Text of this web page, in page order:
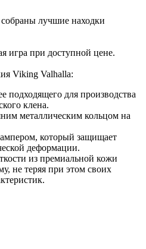
лучшие находки
игра при доступной цене.
Viking Valhalla:
подходящего для производства
клена.
металлическим кольцом на
который защищает
деформации.
из премиальной кожи
не теряя при этом своих